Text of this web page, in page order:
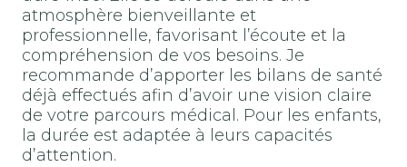
atmosphère bienveillante et
professionnelle, favorisant l’écoute et la
compréhension de vos besoins. Je
recommande d’apporter les bilans de santé
déjà effectués afin d’avoir une vision claire
de votre parcours médical. Pour les enfants,
la durée est adaptée à leurs capacités
d’attention.